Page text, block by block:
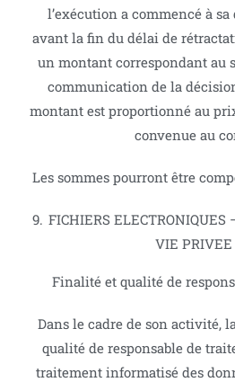
l’exécution a commencé à
avant la fin du délai de
un montant correspondant au
communication de la
montant est proportionné au
convenue au
Les sommes pourront être
FICHIERS ELECTRONIQUES
VIE PRIVEE
Finalité et qualité de
Dans le cadre de son activité,
qualité de responsable de
traitement informatisé des